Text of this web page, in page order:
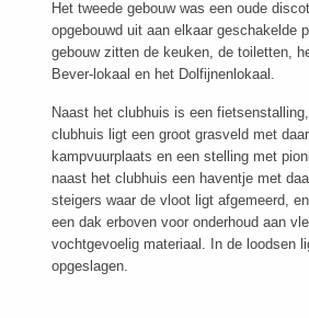
Het tweede gebouw was een oude
opgebouwd uit aan elkaar geschakelde
gebouw zitten de keuken, de toiletten,
Bever-lokaal en het Dolfijnenlokaal.
Naast het clubhuis is een
clubhuis ligt een groot grasveld met
kampvuurplaats en een stelling met
naast het clubhuis een haventje met
steigers waar de vloot ligt afgemeerd,
een dak erboven voor onderhoud aan
vochtgevoelig materiaal. In de loodsen
opgeslagen.